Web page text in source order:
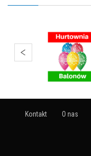
Kontakt O nas